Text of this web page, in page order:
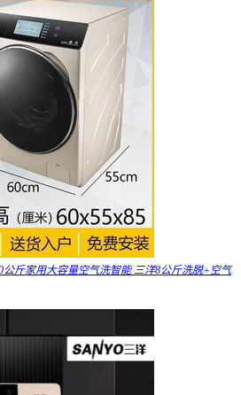
斤家用大容量空气洗智能 三洋8公斤洗脱+空气